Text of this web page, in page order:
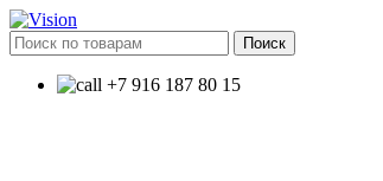
Поиск
+7 916 187 80 15